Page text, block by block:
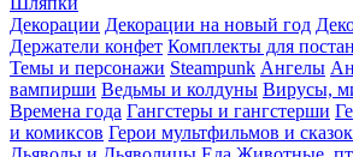
Декорации Декорации на новый год
Держатели конфет Комплекты для
Темы и персонажи Steampunk Ангелы
вампирши Ведьмы и колдуны Вирусы,
Времена года Гангстеры и гангстерши
и комиксов Герои мультфильмов и сказок